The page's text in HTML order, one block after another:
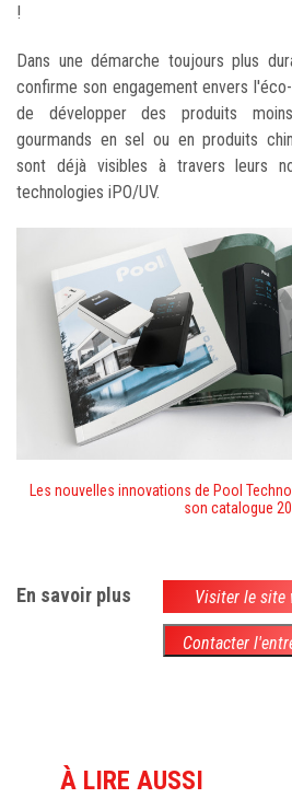
!
Dans une démarche toujours plus
confirme son engagement envers
de développer des produits
gourmands en sel ou en produits
sont déjà visibles à travers leurs
technologies iPO/UV.
Les nouvelles innovations de Pool
son catalogue
En savoir plus Visiter le site
Contacter
À LIRE AUSSI